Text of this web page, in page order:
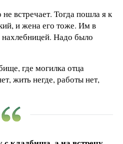
встречает. Тогда пошла я к
и жена его тоже. Им в
Надо было
где могилка отца
жить негде, работы нет,